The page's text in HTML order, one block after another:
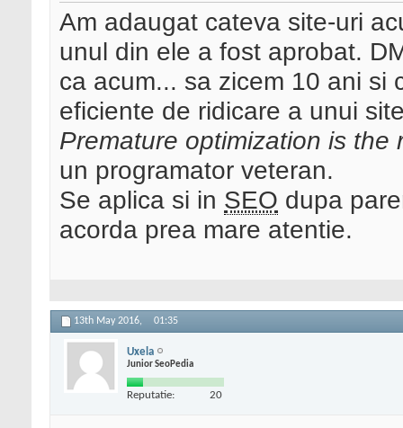
Am adaugat cateva site-uri
unul din ele a fost aprobat.
ca acum... sa zicem 10 ani si
eficiente de ridicare a unui
Premature optimization is the
un programator veteran.
Se aplica si in SEO dupa
acorda prea mare atentie.
13th May 2016, 01:35
Uxela
Junior SeoPedia
Reputatie: 20